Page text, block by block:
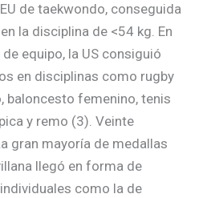
de taekwondo, conseguida
la disciplina de <54 kg. En
equipo, la US consiguió
en disciplinas como rugby
baloncesto femenino, tenis
y remo (3). Veinte
gran mayoría de medallas
llegó en forma de
como la de